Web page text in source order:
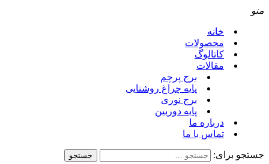
منو
خانه
محصولات
کاتالوگ
مقالات
برج پرچم
پایه چراغ روشنایی
برج نوری
پایه دوربین
درباره ما
تماس با ما
جستجو برای: